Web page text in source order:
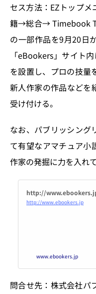
セス方法：EZトップ
籍→総合→ Timebook
の一部作品を9月20日
「eBookers」サイト
を設置し、プロの技量
新人作家の作品などを
受け付ける。
なお、パブリッシング
て有望なアマチュア小
作家の発掘に力を入れ
http://
http://www.ebookers.jp
www.ebookers.jp
問合せ先：株式会社